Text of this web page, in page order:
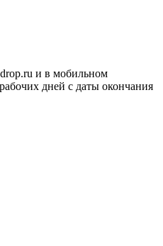
и в мобильном
дней с даты окончания